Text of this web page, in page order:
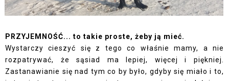
PRZYJEMNOŚĆ... to takie proste, żeby ją mieć.
Wystarczy cieszyć się z tego co właśnie mamy, a nie
rozpatrywać, że sąsiad ma lepiej, więcej i piękniej.
Zastanawianie się nad tym co by było, gdyby się miało i to,